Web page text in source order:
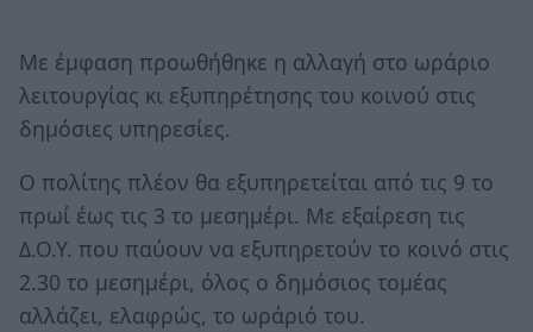
Με έμφαση προωθήθηκε η αλλαγή στο ωράριο
λειτουργίας κι εξυπηρέτησης του κοινού στις
δημόσιες υπηρεσίες.
Ο πολίτης πλέον θα εξυπηρετείται από τις 9 το
πρωί έως τις 3 το μεσημέρι. Με εξαίρεση τις
Δ.Ο.Υ. που παύουν να εξυπηρετούν το κοινό στις
2.30 το μεσημέρι, όλος ο δημόσιος τομέας
αλλάζει, ελαφρώς, το ωράριό του.